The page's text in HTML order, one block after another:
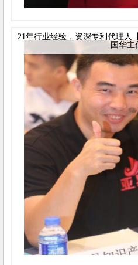
21年行业经验，资深专利代理人
国华主